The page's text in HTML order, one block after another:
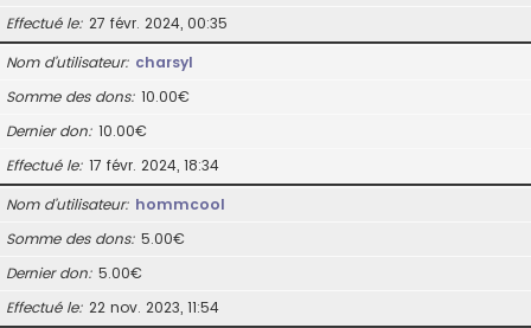
Effectué le 27 févr. 2024, 00:35
Nom d’utilisateur charsyl
Somme des dons 10.00€
Dernier don 10.00€
Effectué le 17 févr. 2024, 18:34
Nom d’utilisateur hommcool
Somme des dons 5.00€
Dernier don 5.00€
Effectué le 22 nov. 2023, 11:54